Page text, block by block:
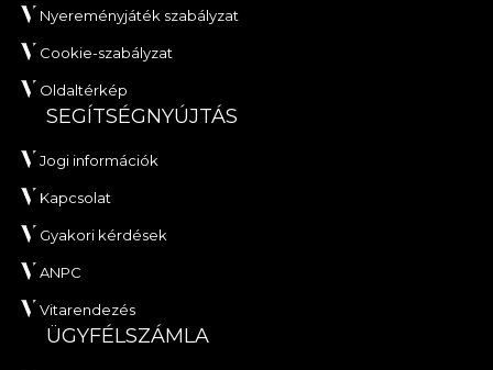
Nyereményjáték szabályzat
Cookie-szabályzat
Oldaltérkép
SEGÍTSÉGNYÚJTÁS
Jogi információk
Kapcsolat
Gyakori kérdések
ANPC
Vitarendezés
ÜGYFÉLSZÁMLA